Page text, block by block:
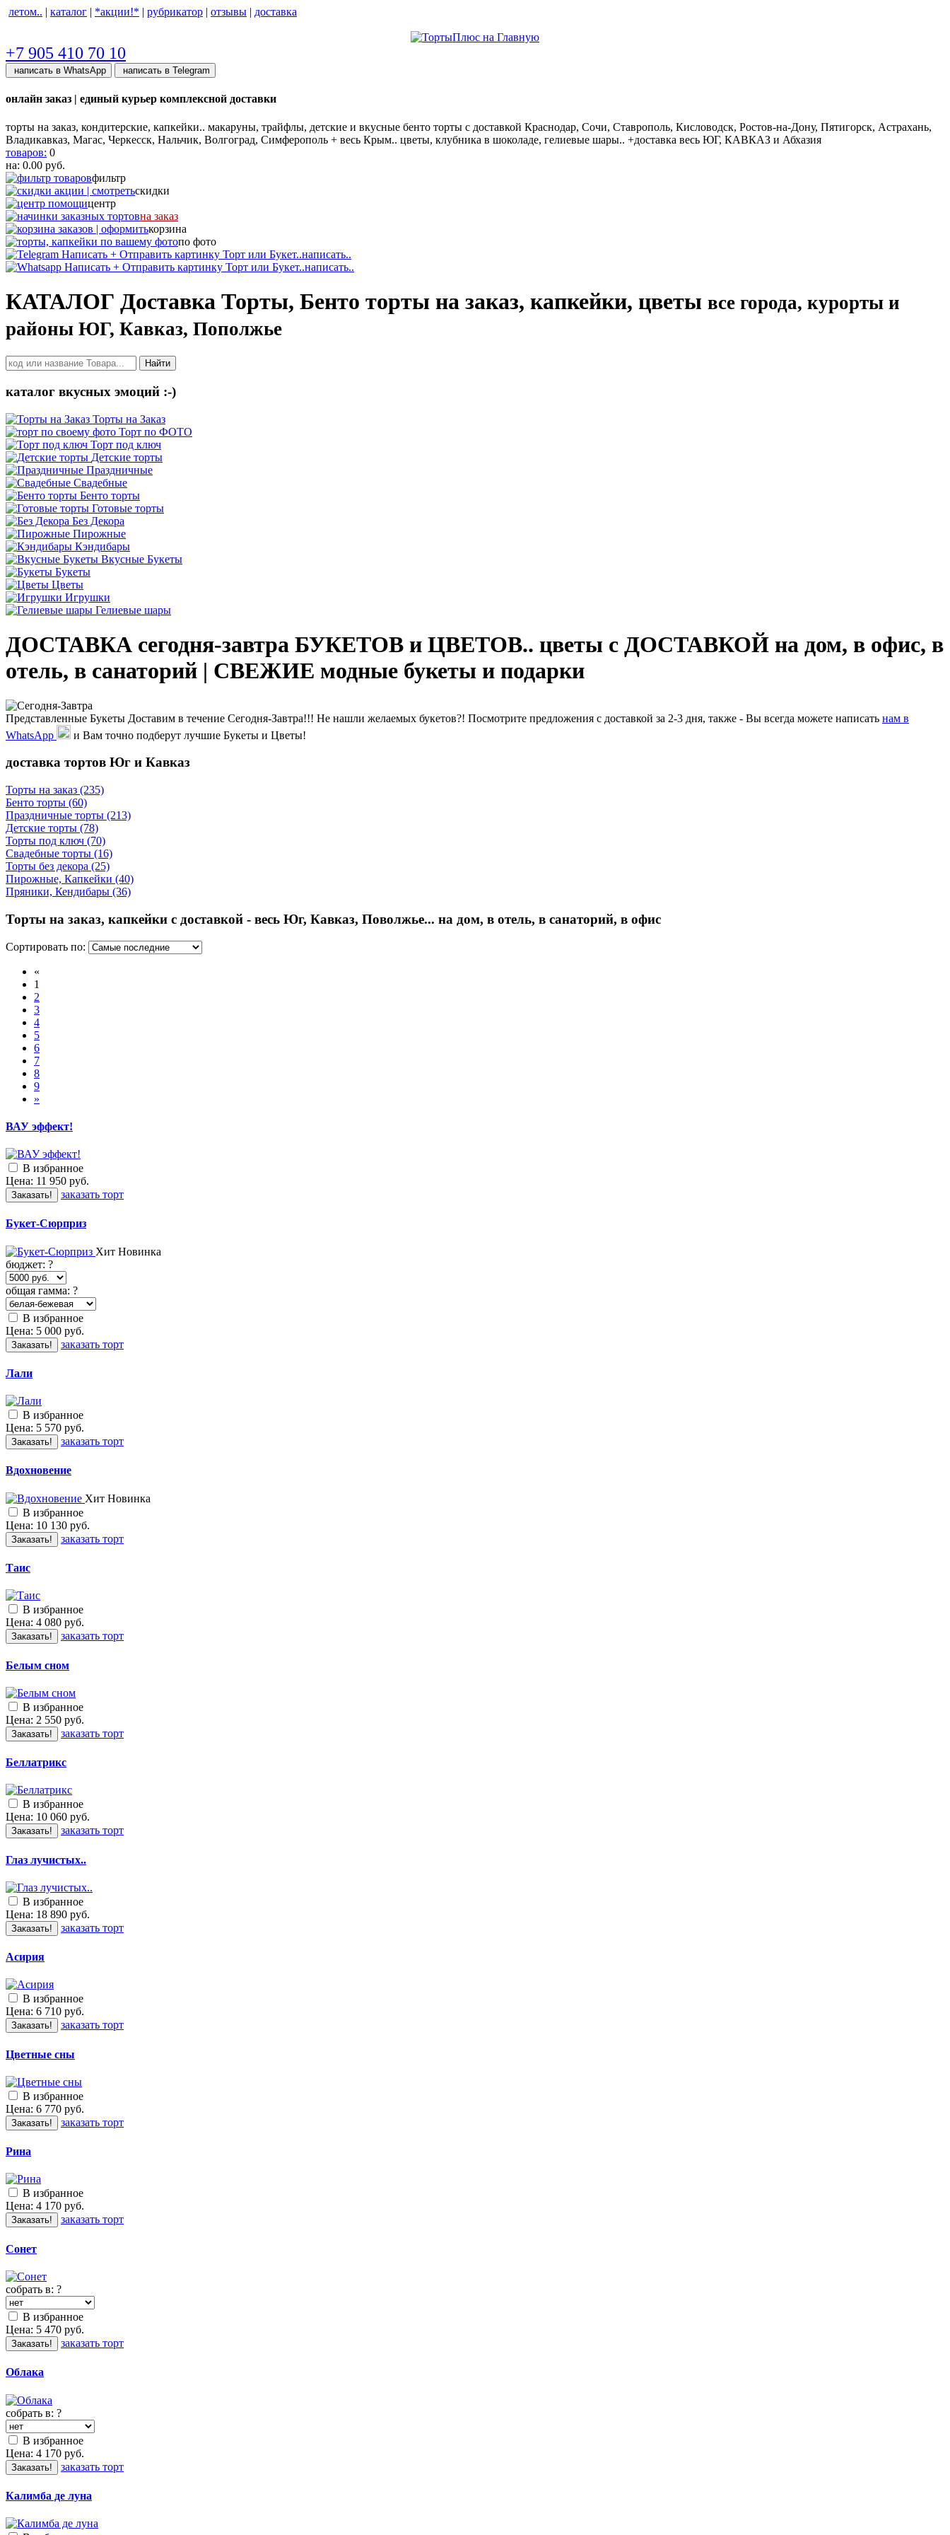
летом.. | каталог | *акции!* | рубрикатор | отзывы | доставка
+7 905 410 70 10
написать в WhatsApp написать в Telegram
онлайн заказ | единый курьер комплексной доставки
торты на заказ, кондитерские, капкейки.. макаруны, трайфлы, детские и вкусные бенто торты с доставкой Краснодар, Сочи, Ставрополь, Кисловодск, Ростов-на-Дону, Пятигорск, Астрахань,
Владикавказ, Магас, Черкесск, Нальчик, Волгоград, Симферополь + весь Крым.. цветы, клубника в шоколаде, гелиевые шары.. +доставка весь ЮГ, КАВКАЗ и Абхазия
товаров: 0
на: 0.00 руб.
фильтр
скидки
центр
на заказ
корзина
по фото
написать..
написать..
КАТАЛОГ Доставка Торты, Бенто торты на заказ, капкейки, цветы все города, курорты и
районы ЮГ, Кавказ, Пополжье
Найти
каталог вкусных эмоций :-)
Торты на Заказ
Торт по ФОТО
Торт под ключ
Детские торты
Праздничные
Свадебные
Бенто торты
Готовые торты
Без Декора
Пирожные
Кэндибары
Вкусные Букеты
Букеты
Цветы
Игрушки
Гелиевые шары
ДОСТАВКА сегодня-завтра БУКЕТОВ и ЦВЕТОВ.. цветы с ДОСТАВКОЙ на дом, в офис, в
отель, в санаторий | СВЕЖИЕ модные букеты и подарки
Представленные Букеты Доставим в течение Сегодня-Завтра!!! Не нашли желаемых букетов?! Посмотрите предложения с доставкой за 2-3 дня, также - Вы всегда можете написать нам в
WhatsApp
и Вам точно подберут лучшие Букеты и Цветы!
доставка тортов Юг и Кавказ
Торты на заказ (235)
Бенто торты (60)
Праздничные торты (213)
Детские торты (78)
Торты под ключ (70)
Свадебные торты (16)
Торты без декора (25)
Пирожные, Капкейки (40)
Пряники, Кендибары (36)
Торты на заказ, капкейки с доставкой - весь Юг, Кавказ, Поволжье... на дом, в отель, в санаторий, в офис
Сортировать по:
«
1
2
3
4
5
6
7
8
9
»
ВАУ эффект!
В избранное
Цена: 11 950 руб.
Заказать! заказать торт
Букет-Сюрприз
Хит Новинка
бюджет: ?
общая гамма: ?
В избранное
Цена: 5 000 руб.
Заказать! заказать торт
Лали
В избранное
Цена: 5 570 руб.
Заказать! заказать торт
Вдохновение
Хит Новинка
В избранное
Цена: 10 130 руб.
Заказать! заказать торт
Таис
В избранное
Цена: 4 080 руб.
Заказать! заказать торт
Белым сном
В избранное
Цена: 2 550 руб.
Заказать! заказать торт
Беллатрикс
В избранное
Цена: 10 060 руб.
Заказать! заказать торт
Глаз лучистых..
В избранное
Цена: 18 890 руб.
Заказать! заказать торт
Асирия
В избранное
Цена: 6 710 руб.
Заказать! заказать торт
Цветные сны
В избранное
Цена: 6 770 руб.
Заказать! заказать торт
Рина
В избранное
Цена: 4 170 руб.
Заказать! заказать торт
Сонет
собрать в: ?
В избранное
Цена: 5 470 руб.
Заказать! заказать торт
Облака
собрать в: ?
В избранное
Цена: 4 170 руб.
Заказать! заказать торт
Калимба де луна